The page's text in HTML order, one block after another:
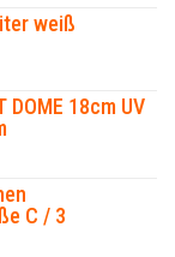
weiß
DOME 18cm UV
C / 3